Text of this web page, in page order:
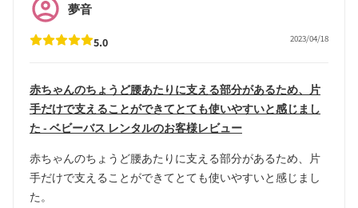
5.0 2023/04/18
夢音
赤ちゃんのちょうど腰あたりに支える部分があるため、片
手だけで支えることができてとても使いやすいと感じまし
た - ベビーバス レンタルのお客様レビュー
赤ちゃんのちょうど腰あたりに支える部分があるため、片
手だけで支えることができてとても使いやすいと感じまし
た。